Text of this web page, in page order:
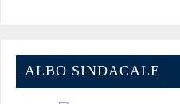
ALBO SINDACALE